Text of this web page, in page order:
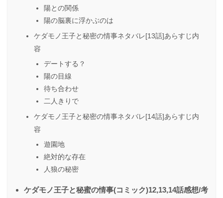
陽との関係
陽の脳裏に浮かぶのは
ケダモノ王子と秘密の情事ネタバレ[13話]あらすじ内
容
デートする？
陽の目線
待ち合わせ
二人きりで
ケダモノ王子と秘密の情事ネタバレ[14話]あらすじ内
容
遊園地
絶対的な存在
人狼の秘密
ケダモノ王子と秘蜜の情事(コミック)12,13,14話感想/考